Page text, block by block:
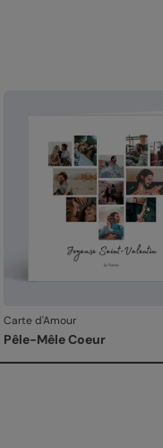
Carte d'Amour
Pêle-Mêle Coeur